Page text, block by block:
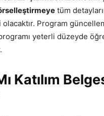
tüm
olacaktır. Program
yeterli düzeyde
Katılım